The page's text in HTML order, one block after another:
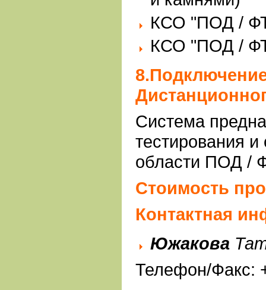
КСО "ПОД /
КСО "ПОД /
Система
тестирования и
области ПОД /
Стоимость
Контактная
Южакова
Телефон/Факс: